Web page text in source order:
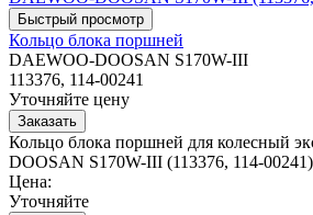
Кольцо блока поршней
DAEWOO-DOOSAN S170W-III
113376, 114-00241
Уточняйте цену
Кольцо блока поршней для колесный
DOOSAN S170W-III (113376, 114-00241)
Цена:
Уточняйте